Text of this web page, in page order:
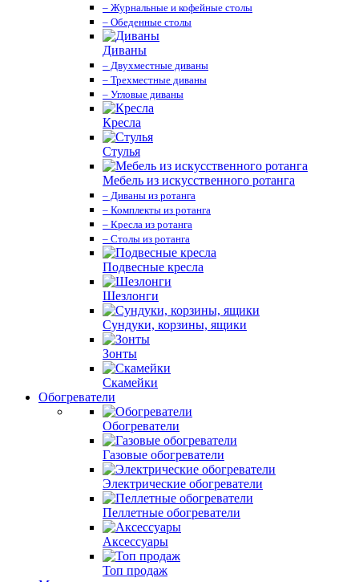
– Журнальные и кофейные столы
– Обеденные столы
Диваны
– Двухместные диваны
– Трехместные диваны
– Угловые диваны
Кресла
Стулья
Мебель из искусственного ротанга
– Диваны из ротанга
– Комплекты из ротанга
– Кресла из ротанга
– Столы из ротанга
Подвесные кресла
Шезлонги
Сундуки, корзины, ящики
Зонты
Скамейки
Обогреватели
Обогреватели
Газовые обогреватели
Электрические обогреватели
Пеллетные обогреватели
Аксессуары
Топ продаж